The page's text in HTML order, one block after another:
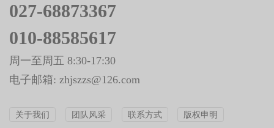
027-68873367
010-88585617
周一至周五 8:30-17:30
电子邮箱: zhjszzs@126.com
关于我们 团队风采 联系方式 版权申明